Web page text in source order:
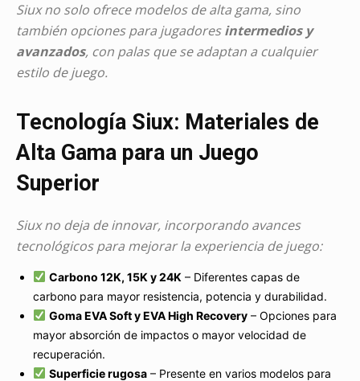
Siux no solo ofrece modelos de alta gama, sino
también opciones para jugadoresintermedios y
avanzados, con palas que se adaptan a cualquier
estilo de juego.
Tecnología Siux: Materiales de
Alta Gama para un Juego
Superior
Siux no deja de innovar, incorporando avances
tecnológicos para mejorar la experiencia de juego:
Carbono 12K, 15K y 24K – Diferentes capas de
carbono para mayor resistencia, potencia y durabilidad.
Goma EVA Soft y EVA High Recovery– Opciones para
mayor absorción de impactos o mayor velocidad de
recuperación.
Superficie rugosa– Presente en varios modelos para